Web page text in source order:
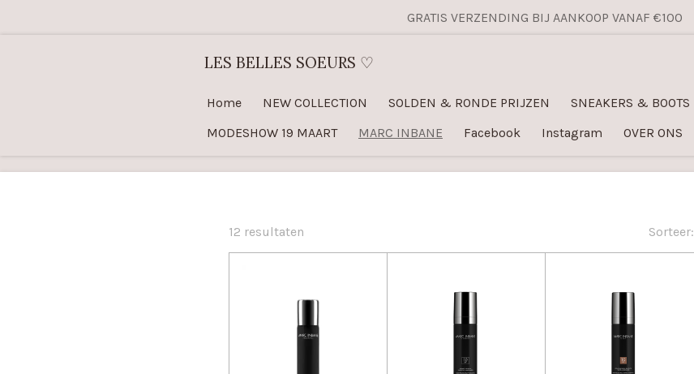
GRATIS VERZENDING BIJ AANKOOP VANAF €100
LES BELLES SOEURS ♡
Home NEW COLLECTION SOLDEN & RONDE PRIJZEN SNEAKERS & BOOTS
MODESHOW 19 MAART
MARC INBANE Facebook Instagram OVER ONS
12 resultaten Sorteer: